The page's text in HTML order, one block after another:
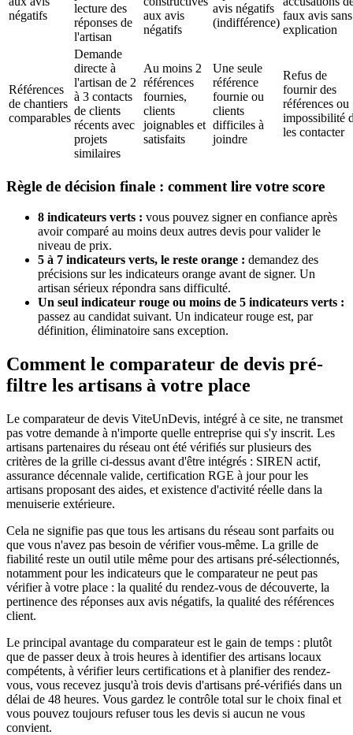
négatifs
lecture des
réponses de
l'artisan
aux avis
négatifs
avis négatifs
(indifférence)
faux avis sans
explication
Références
de chantiers
comparables
Demande
directe à
l'artisan de 2
à 3 contacts
de clients
récents avec
projets
similaires
Au moins 2
références
fournies,
clients
joignables et
satisfaits
Une seule
référence
fournie ou
clients
difficiles à
joindre
Refus de
fournir des
références ou
impossibilité
les contacter
Règle de décision finale : comment lire votre score
8 indicateurs verts : vous pouvez signer en confiance après
avoir comparé au moins deux autres devis pour valider le
niveau de prix.
5 à 7 indicateurs verts, le reste orange : demandez des
précisions sur les indicateurs orange avant de signer. Un
artisan sérieux répondra sans difficulté.
Un seul indicateur rouge ou moins de 5 indicateurs verts :
passez au candidat suivant. Un indicateur rouge est, par
définition, éliminatoire sans exception.
Comment le comparateur de devis pré-
filtre les artisans à votre place
Le comparateur de devis ViteUnDevis, intégré à ce site, ne transmet
pas votre demande à n'importe quelle entreprise qui s'y inscrit. Les
artisans partenaires du réseau ont été vérifiés sur plusieurs des
critères de la grille ci-dessus avant d'être intégrés : SIREN actif,
assurance décennale valide, certification RGE à jour pour les
artisans proposant des aides, et existence d'activité réelle dans la
menuiserie extérieure.
Cela ne signifie pas que tous les artisans du réseau sont parfaits ou
que vous n'avez pas besoin de vérifier vous-même. La grille de
fiabilité reste un outil utile même pour des artisans pré-sélectionnés,
notamment pour les indicateurs que le comparateur ne peut pas
vérifier à votre place : la qualité du rendez-vous de découverte, la
pertinence des réponses aux avis négatifs, la qualité des références
client.
Le principal avantage du comparateur est le gain de temps : plutôt
que de passer deux à trois heures à identifier des artisans locaux
compétents, à vérifier leurs certifications et à planifier des rendez-
vous, vous recevez jusqu'à trois devis d'artisans pré-vérifiés dans un
délai de 48 heures. Vous gardez le contrôle total sur le choix final et
vous pouvez toujours refuser tous les devis si aucun ne vous
convient.